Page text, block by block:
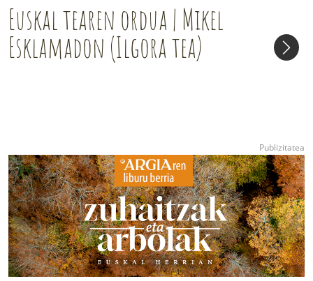
Euskal tearen ordua | Mikel
Esklamadon (Ilgora tea)